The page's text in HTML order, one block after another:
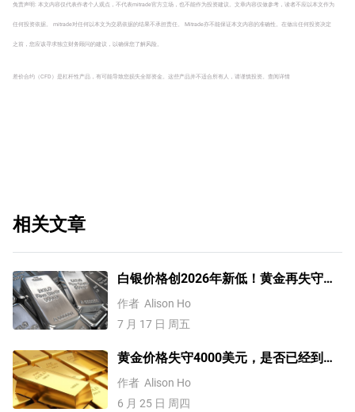
免责声明: 本文内容仅代表作者个人观点，不代表mitrade官方立场，也不能作为投资建议。文章内容仅做参考，读者不应以本文作为
任何投资依据。 mitrade对任何以本文为交易依据的结果不承担责任。 Mitrade亦不能保证本文内容的准确性。在做出任何投资决定
之前，您应该寻求独立财务顾问的建议，以确保您了解风险。
差价合约（CFD）是杠杆性产品，有可能导致您损失全部资金。这些产品并不适合所有人，请谨慎投资。 查阅详情
相关文章
白银价格创2026年新低！黄金再失守
4000美元关口，何时才能反弹？
作者 Alison Ho
7 月 17 日 周五
黄金价格失守4000美元，是否已经到
底？分析师这样说
作者 Alison Ho
6 月 25 日 周四